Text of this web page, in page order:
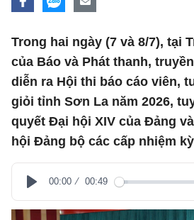
Trong hai ngày (7 và 8/7), tại
của Báo và Phát thanh,
diễn ra Hội thi báo cáo viên,
giỏi tỉnh Sơn La năm 2026,
quyết Đại hội XIV của Đảng
hội Đảng bộ các cấp nhiệm kỳ
Play
00:00 00:49